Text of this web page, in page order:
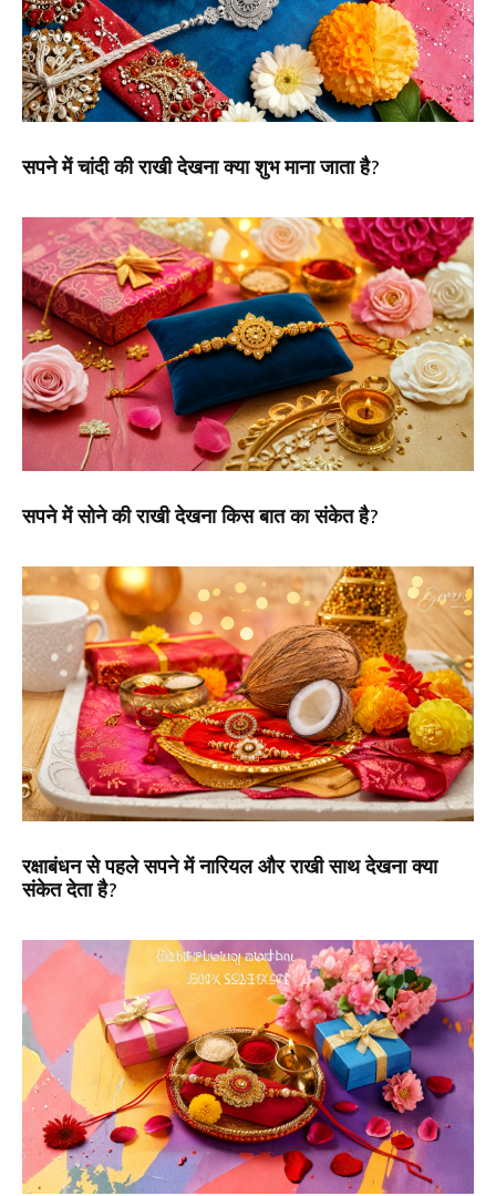
सपने में चांदी की राखी देखना क्या शुभ माना जाता है?
सपने में सोने की राखी देखना किस बात का संकेत है?
रक्षाबंधन से पहले सपने में नारियल और राखी साथ देखना क्या
संकेत देता है?